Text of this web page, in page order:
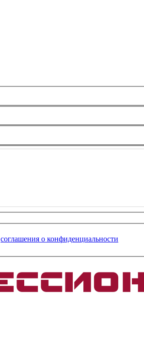
соглашения о конфиденциальности